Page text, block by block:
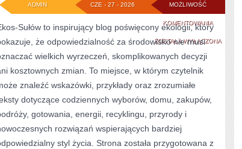
MOŻLIWOŚĆ
KOMENTOWANIAEDUKACJA
I
STYL
ŻYCIA
ZOSTAŁA WYŁĄCZONA
CZE - 27 - 2026
ADMIN
Sułów to inspirujący blog poświęcony ekologii, który
że odpowiedzialność za środowisko nie musi
wielkich wyrzeczeń, skomplikowanych decyzji
kosztownych zmian. To miejsce, w którym czytelnik
znaleźć wskazówki, przykłady oraz zrozumiałe
dotyczące codziennych wyborów, domu, zakupów,
gotowania, energii, recyklingu, przyrody i
rozwiązań wspierających bardziej
styl życia. Strona została przygotowana z